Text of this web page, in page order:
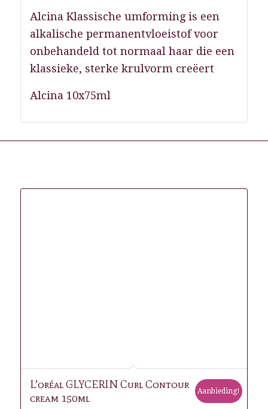
Alcina Klassische umforming is een
alkalische permanentvloeistof voor
onbehandeld tot normaal haar die een
klassieke, sterke krulvorm creëert
Alcina 10x75ml
L’oréal GLYCERIN Curl Contour
cream 150ml
Aanbieding!